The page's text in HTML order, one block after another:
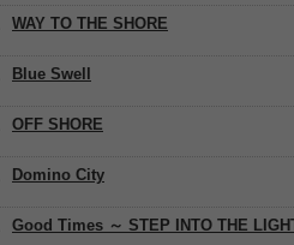
Blue Swell
Good Times ～ STEP INTO THE
Domino City
WAY TO THE SHORE
OFF SHORE